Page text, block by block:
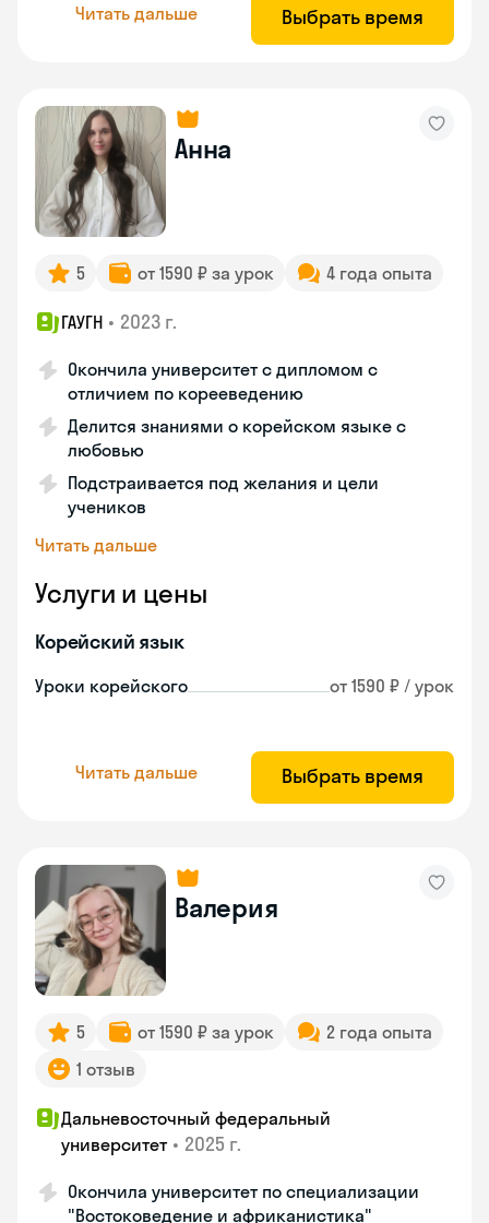
Читать дальше Выбрать время
Анна
5 от 1590 ₽ за урок 4 года опыта
ГАУГН • 2023 г.
Окончила университет с дипломом с
отличием по корееведению
Делится знаниями о корейском языке с
любовью
Подстраивается под желания и цели
учеников
Читать дальше
Услуги и цены
Корейский язык
Уроки корейского от 1590 ₽ / урок
Читать дальше Выбрать время
Валерия
5 от 1590 ₽ за урок
2 года опыта
1 отзыв
Дальневосточный федеральный
университет • 2025 г.
Окончила университет по специализации
"Востоковедение и африканистика"